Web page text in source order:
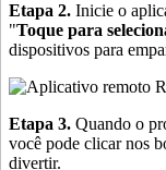
Etapa 2. Inicie o
"Toque para
dispositivos para
Etapa 3. Quando o
você pode clicar nos
divertir.